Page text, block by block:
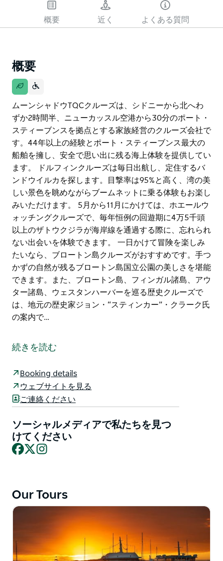
概要 近く よくある質問
概要
ムーンシャドウTQCクルーズは、シドニーから北へわ
ずか2時間半、ニューカッスル空港から30分のポート・
スティーブンスを拠点とする家族経営のクルーズ会社で
す。44年以上の経験とポート・スティーブンス最大の
船舶を擁し、安全で思い出に残る海上体験を提供してい
ます。 ドルフィンクルーズは毎日出航し、定住するバ
ンドウイルカを探します。目撃率は95%と高く、湾の美
しい景色を眺めながらブームネットに乗る体験もお楽し
みいただけます。 5月から11月にかけては、ホエールウ
ォッチングクルーズで、毎年恒例の回遊期に4万5千頭
以上のザトウクジラが海岸線を通過する際に、忘れられ
ない出会いを体験できます。 一日かけて冒険を楽しみ
たいなら、ブロートン島クルーズがおすすめです。手つ
かずの自然が残るブロートン島国立公園の美しさを堪能
できます。また、ブロートン島、フィンガル諸島、アウ
ター諸島、ウェスタンハーバーを巡る歴史クルーズで
は、地元の歴史家ジョン・“スティンカー”・クラーク氏
の案内で…
ずか2時間半、ニューカッスル空港から30分のポート・
スティーブンスを拠点とする家族経営のクルーズ会社で
船舶を擁し、安全で思い出に残る海上体験を提供してい
ます。
ドルフィンクルーズは毎日出航し、定住するバンドウイ
ルカを探します。目撃率は95%と高く、湾の美しい景色
を眺めながらブームネットに乗る体験もお楽しみいただ
けます。
ラが海岸線を通過する際に、忘れられない出会いを体験
一日かけて冒険を楽しみたいなら、ブロートン島クルー
ズがおすすめです。手つかずの自然が残るブロートン島
国立公園の美しさを堪能できます。また、ブロートン
島、フィンガル諸島、アウター諸島、ウェスタンハーバ
続きを読む
Booking details
ウェブサイトを見る
ご連絡ください
ソーシャルメディアで私たちを見つ
けてください
Facebook
X
Our Tours